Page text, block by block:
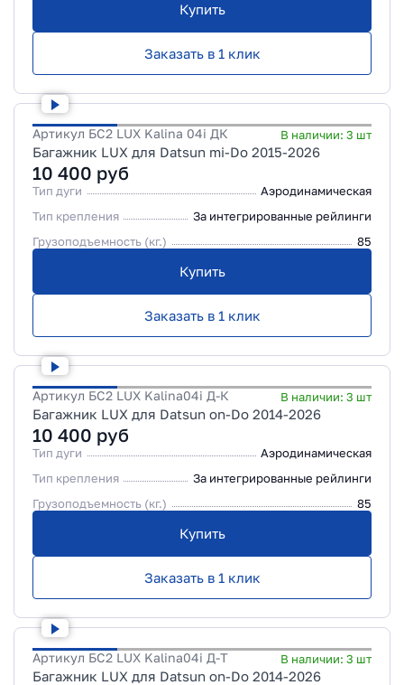
Купить
Заказать в 1 клик
Артикул БС2 LUX Kalina 04i ДК В наличии: 3 шт
Багажник LUX для Datsun mi-Do 2015-2026
10 400 руб
Тип дуги
Аэродинамическая
Тип крепления
За интегрированные рейлинги
Грузоподъемность (кг.)
85
Купить
Заказать в 1 клик
Артикул БС2 LUX Kalina04i Д-К В наличии: 3 шт
Багажник LUX для Datsun on-Do 2014-2026
10 400 руб
Тип дуги
Аэродинамическая
Тип крепления
За интегрированные рейлинги
Грузоподъемность (кг.)
85
Купить
Заказать в 1 клик
Артикул БС2 LUX Kalina04i Д-Т В наличии: 3 шт
Багажник LUX для Datsun on-Do 2014-2026